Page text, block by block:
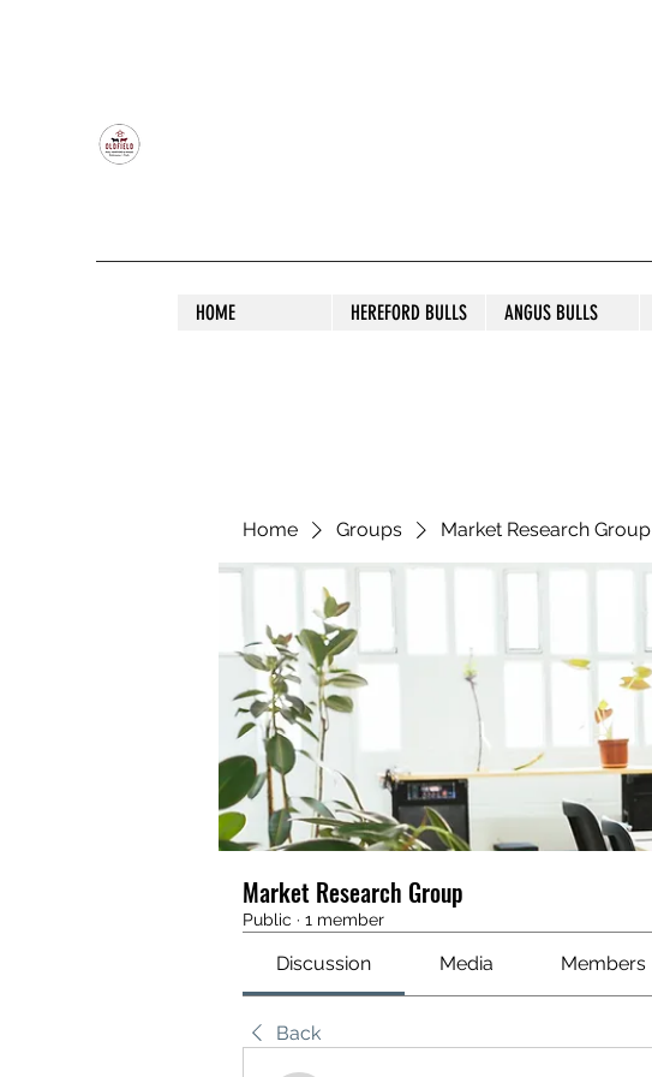
HOME HEREFORD BULLS ANGUS BULLS
Home Groups Market Research Group
Market Research Group
Public · 1 member
Discussion Media Members
Back